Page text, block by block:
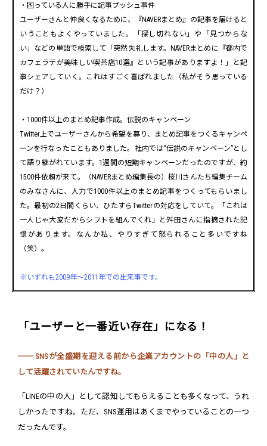
・困っている人に勝手に記事プッシュ事件
ユーザーさんと仲良くなるために、『NAVERまとめ』の記事を届けると
いうこともよくやっていました。「探し切れない」や「見つからな
い」などの単語で検索して「突然失礼します。NAVERまとめに『都内で
カフェラテが美味しい喫茶店10選』という記事がありますよ！」と記
事シェアしていく。これはすごく喜ばれました（私がそう思っている
だけ？）
・1000件以上のまとめ記事作成。伝説のキャンペーン
Twitter上でユーザーさんから希望を募り、まとめ記事をつくるキャンペ
ーンを行なったこともありました。社内では“伝説のキャンペーン”とし
て語り継がれています。1週間の短期キャンペーンだったのですが、約
1500件依頼が来て。（NAVERまとめ編集長の）桜川さんたち編集チーム
のみなさんに、人力で1000件以上のまとめ記事をつくってもらいまし
た。最初の2日間くらい、ひたすらTwitterの対応をしていて。「これは
一人じゃ大変だからシフトを組んでくれ」と舛田さんに指摘された記
憶があります。なんか私、やりすぎて怒られること多いですね
（笑）。
※いずれも2009年～2011年での出来事です。
「ユーザーと一番近い存在」になる！
── SNSが全盛期を迎える前から企業アカウントの「中の人」と
して活躍されていたんですね。
「LINEの中の人」として認知してもらえることも多くなって、うれ
しかったですね。ただ、SNS運用はあくまでやっていることの一つ
だったんです。